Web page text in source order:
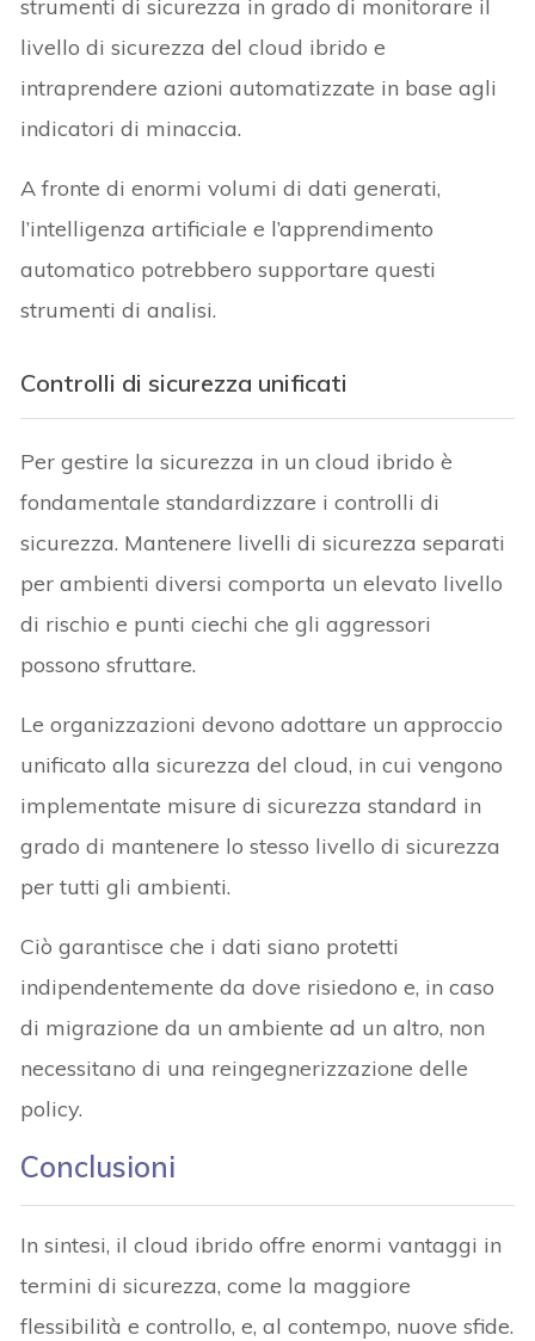
strumenti di sicurezza in grado di monitorare il
livello di sicurezza del cloud ibrido e
intraprendere azioni automatizzate in base agli
indicatori di minaccia.
A fronte di enormi volumi di dati generati,
l’intelligenza artificiale e l’apprendimento
automatico potrebbero supportare questi
strumenti di analisi.
Controlli di sicurezza unificati
Per gestire la sicurezza in un cloud ibrido è
fondamentale standardizzare i controlli di
sicurezza. Mantenere livelli di sicurezza separati
per ambienti diversi comporta un elevato livello
di rischio e punti ciechi che gli aggressori
possono sfruttare.
Le organizzazioni devono adottare un approccio
unificato alla sicurezza del cloud, in cui vengono
implementate misure di sicurezza standard in
grado di mantenere lo stesso livello di sicurezza
per tutti gli ambienti.
Ciò garantisce che i dati siano protetti
indipendentemente da dove risiedono e, in caso
di migrazione da un ambiente ad un altro, non
necessitano di una reingegnerizzazione delle
policy.
Conclusioni
In sintesi, il cloud ibrido offre enormi vantaggi in
termini di sicurezza, come la maggiore
flessibilità e controllo, e, al contempo, nuove sfide.